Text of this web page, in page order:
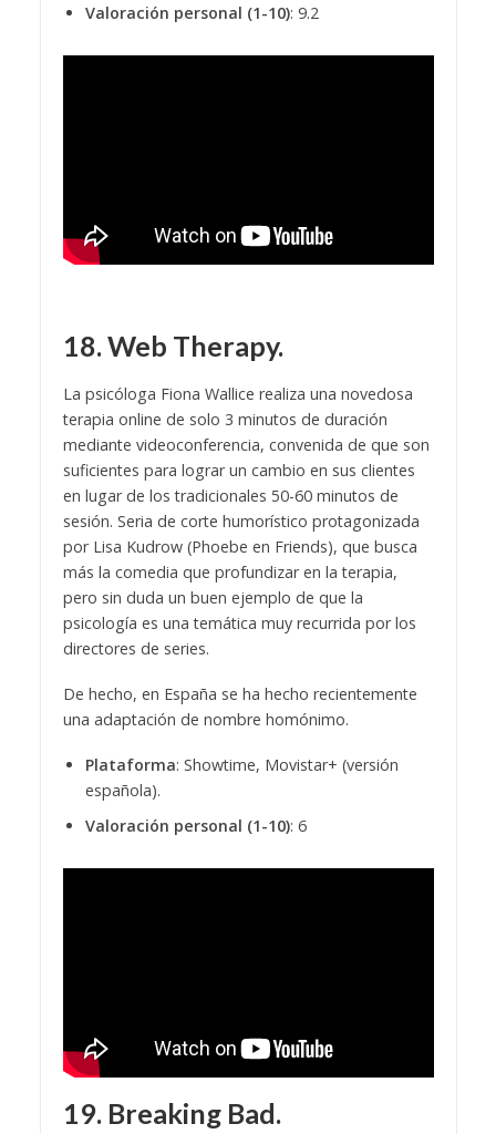
Valoración personal (1-10): 9.2
18. Web Therapy.
La psicóloga Fiona Wallice realiza una novedosa
terapia online de solo 3 minutos de duración
mediante videoconferencia, convenida de que son
suficientes para lograr un cambio en sus clientes
en lugar de los tradicionales 50-60 minutos de
sesión. Seria de corte humorístico protagonizada
por Lisa Kudrow (Phoebe en Friends), que busca
más la comedia que profundizar en la terapia,
pero sin duda un buen ejemplo de que la
psicología es una temática muy recurrida por los
directores de series.
De hecho, en España se ha hecho recientemente
una adaptación de nombre homónimo.
Plataforma: Showtime, Movistar+ (versión
española).
Valoración personal (1-10): 6
19. Breaking Bad.